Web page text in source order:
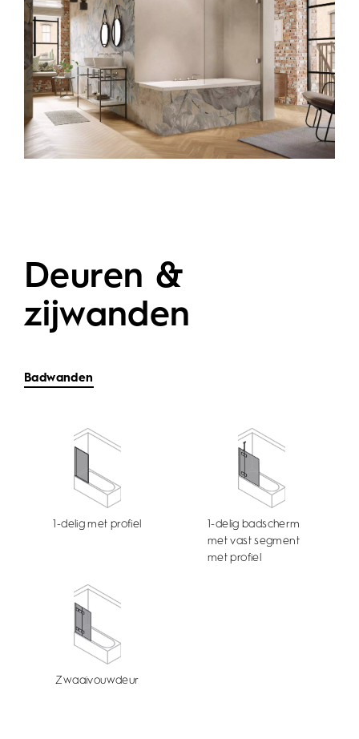
Deuren &
zijwanden
Badwanden
1-delig met profiel
1-delig badscherm
met vast segment
met profiel
Zwaaivouwdeur